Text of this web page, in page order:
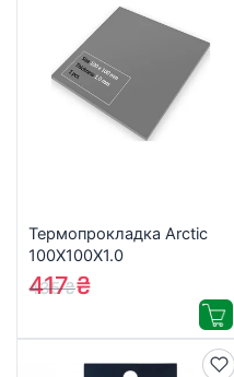
Термопрокладка Arctic
100X100X1.0
(ACTPD00063A)
435₴
417₴